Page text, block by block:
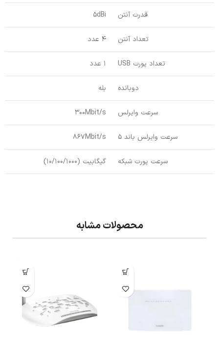
قدرت آنتن 5dBi
تعداد آنتن 4 عدد
تعداد پورت USB 1 عدد
دوبانده بله
سرعت وایرلس 300Mbit/s
سرعت وایرلس باند 5 867Mbit/s
سرعت پورت شبکه گیگابیت (10/100/1000)
محصولات مشابه